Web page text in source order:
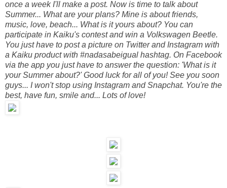
once a week I'll make a post. Now is time to talk about
Summer... What are your plans? Mine is about friends,
music, love, beach... What is it yours about? You can
participate in Kaiku's contest and win a Volkswagen Beetle.
You just have to post a picture on Twitter and Instagram with
a Kaiku product with #nadasabeigual hashtag. On Facebook
via the app you just have to answer the question: 'What is it
your Summer about?' Good luck for all of you! See you soon
guys... I won't stop using Instagram and Snapchat. You're the
best, have fun, smile and... Lots of love!